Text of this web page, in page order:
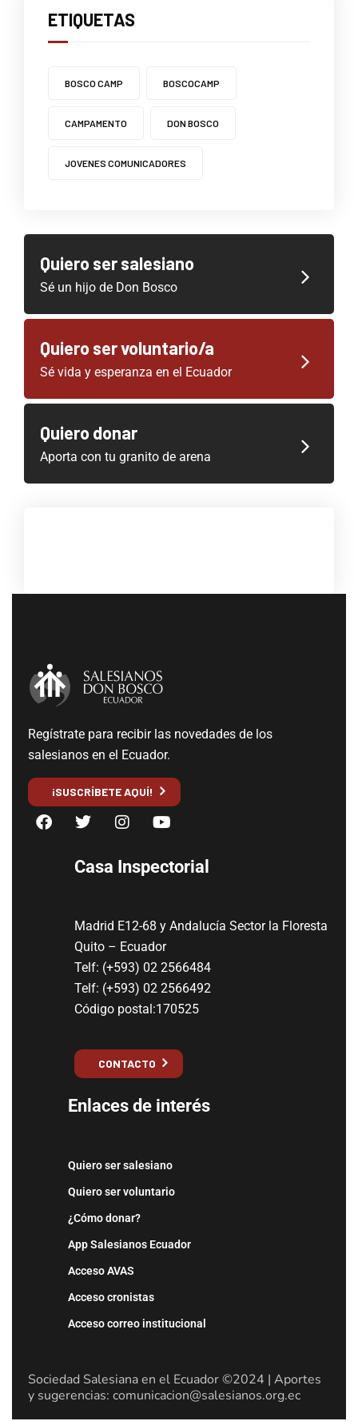
ETIQUETAS
BOSCO CAMP BOSCOCAMP
CAMPAMENTO DON BOSCO
JOVENES COMUNICADORES
Quiero ser salesiano
Sé un hijo de Don Bosco
Quiero ser voluntario/a
Sé vida y esperanza en el Ecuador
Quiero donar
Aporta con tu granito de arena
Regístrate para recibir las novedades de los
salesianos en el Ecuador.
¡SUSCRÍBETE AQUÍ!
Casa Inspectorial
Madrid E12-68 y Andalucía Sector la Floresta
Quito – Ecuador
Telf: (+593) 02 2566484
Telf: (+593) 02 2566492
Código postal:170525
CONTACTO
Enlaces de interés
Quiero ser salesiano
Quiero ser voluntario
¿Cómo donar?
App Salesianos Ecuador
Acceso AVAS
Acceso cronistas
Acceso correo institucional
Sociedad Salesiana en el Ecuador ©2024 | Aportes
y sugerencias: comunicacion@salesianos.org.ec